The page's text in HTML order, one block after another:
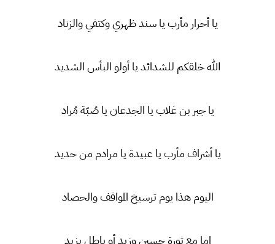
يا أحرار مأرب يا سند ظهري وكتفي والزناد
الله خلقكم للشدائد يا أولو البأس الشديد
يا جبر بن غلاب يا الجدعان يا صُبّة مُراد
يا أشراف مأرب يا عبيدة يا مرادم من حديد
اليوم هذا يوم ترسيخ المواقف والحصاد
إما مع ثورة حسين وزيد أو باطل يزيد